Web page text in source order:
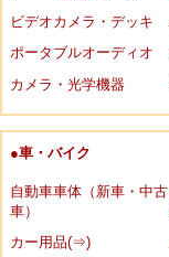
ビデオカメラ・デッキ
ポータブルオーディオ
カメラ・光学機器
●車・バイク
自動車車体（新車・中古
車）
カー用品(⇒)